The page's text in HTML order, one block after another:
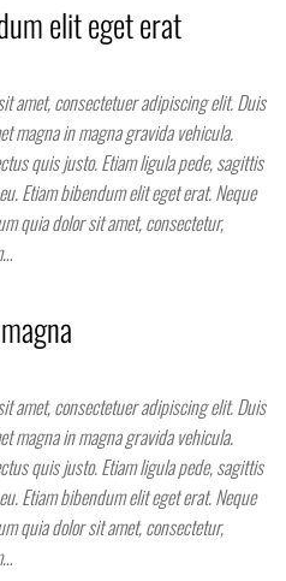
elit eget erat
amet, consectetuer adipiscing elit. Duis
magna in magna gravida vehicula.
quis justo. Etiam ligula pede, sagittis
Etiam bibendum elit eget erat. Neque
quia dolor sit amet, consectetur,
amet, consectetuer adipiscing elit. Duis
magna in magna gravida vehicula.
quis justo. Etiam ligula pede, sagittis
Etiam bibendum elit eget erat. Neque
quia dolor sit amet, consectetur,